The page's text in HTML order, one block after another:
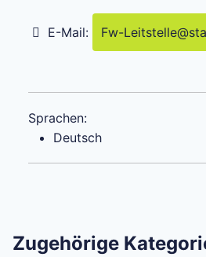
E-Mail: Fw-Leitstelle@
Sprachen:
Deutsch
Zugehörige